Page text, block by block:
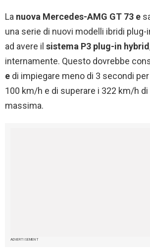
La nuova Mercedes-AMG GT 73 e
una serie di nuovi modelli ibridi
ad avere il sistema P3 plug-in hybrid
internamente. Questo dovrebbe
e di impiegare meno di 3 secondi
100 km/h e di superare i 322 km/h
massima.
ADVERTISEMENT